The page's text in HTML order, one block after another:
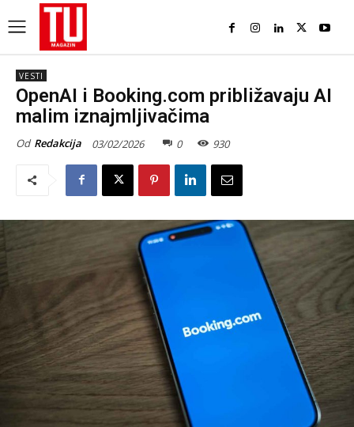
VESTI
OpenAI i Booking.com približavaju AI
malim iznajmljivačima
Od Redakcija 03/02/2026 0 930